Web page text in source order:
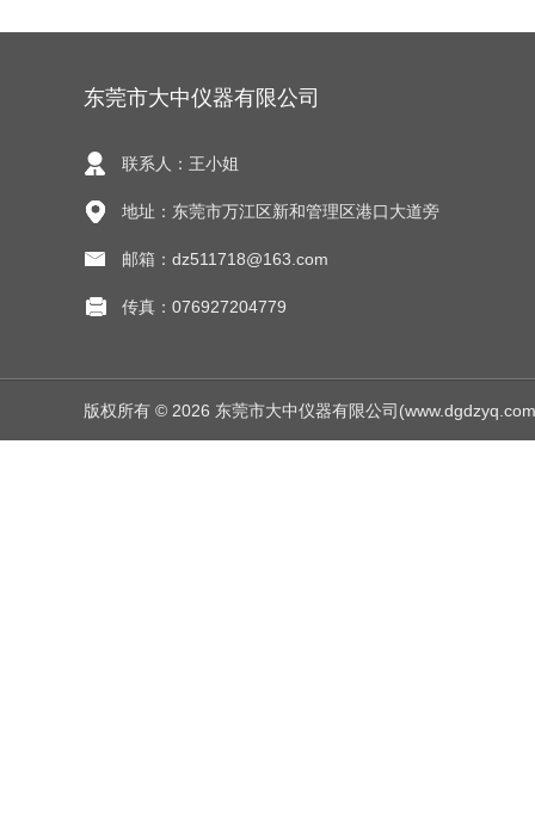
东莞市大中仪器有限公司
联系人：王小姐
地址：东莞市万江区新和管理区港口大道旁
邮箱：dz511718@163.com
传真：076927204779
版权所有 © 2026 东莞市大中仪器有限公司